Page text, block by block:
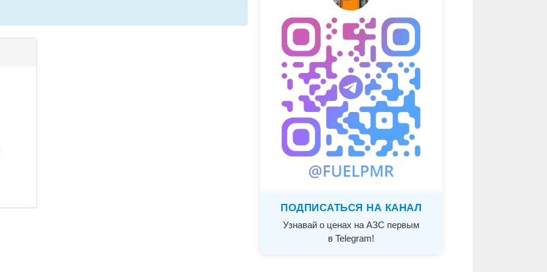
ПОДПИСАТЬСЯ НА КАНАЛ
Узнавай о ценах на АЗС первым
в Telegram!